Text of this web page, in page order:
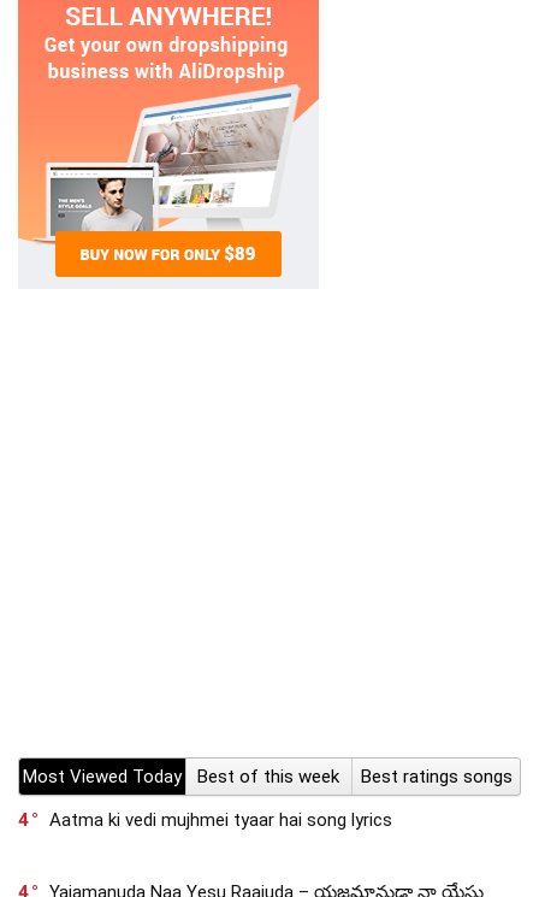
Most Viewed Today Best of this week
Best ratings songs
4
Aatma ki vedi mujhmei tyaar hai song lyrics
4
Yajamanuda Naa Yesu Raajuda – యజమానుడా నా యేసు